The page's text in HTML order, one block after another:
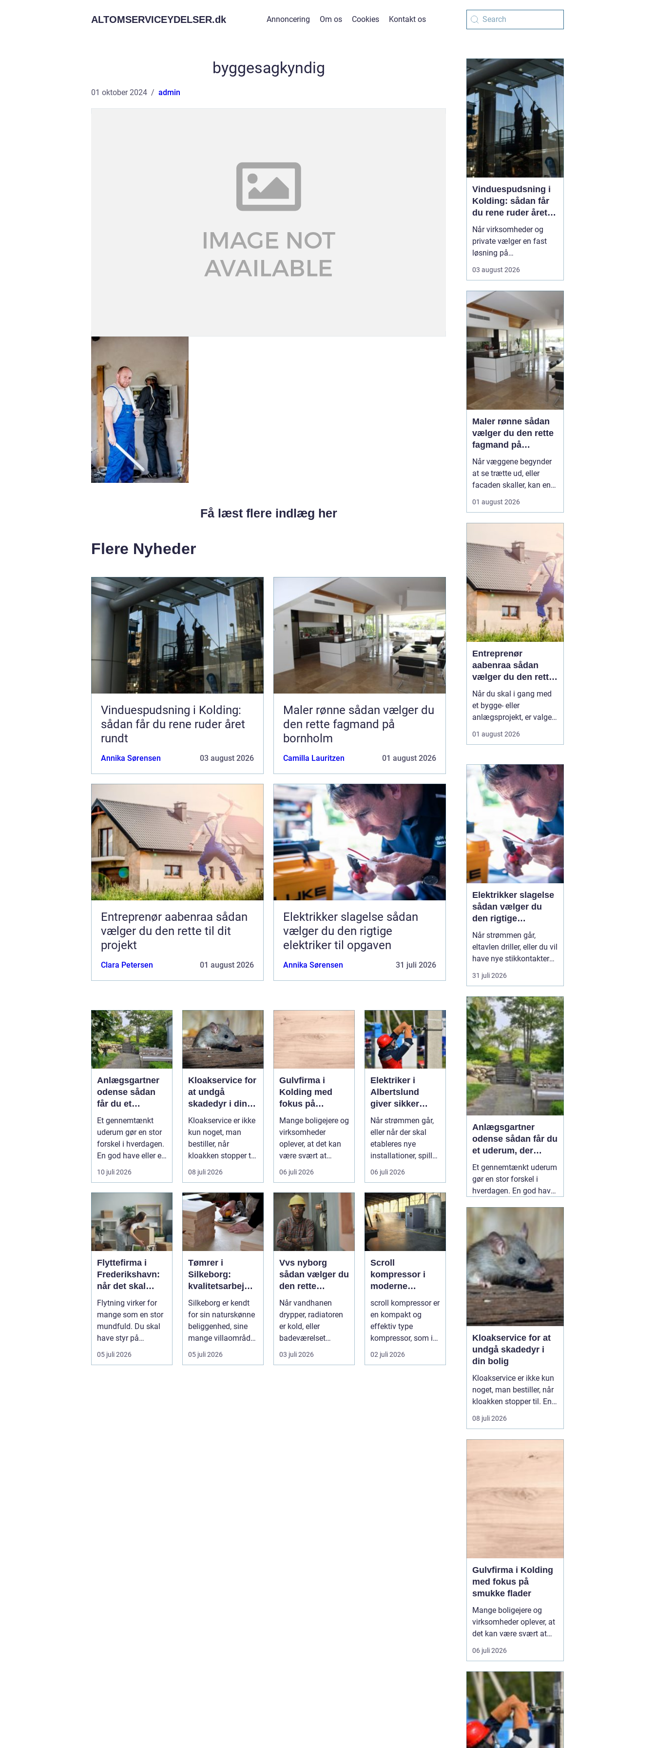
ALTOMSERVICEYDELSER.dk Annoncering Om os Cookies Kontakt os
byggesagkyndig
01 oktober 2024 admin
Få læst flere indlæg her
Flere Nyheder
Vinduespudsning i Kolding:
sådan får du rene ruder året
rundt
Annika Sørensen 03 august 2026
Maler rønne sådan vælger du
den rette fagmand på
bornholm
Camilla Lauritzen 01 august 2026
Entreprenør aabenraa sådan
vælger du den rette til dit
projekt
Clara Petersen 01 august 2026
Elektrikker slagelse sådan
vælger du den rigtige
elektriker til opgaven
Annika Sørensen 31 juli 2026
Anlægsgartner
odense sådan
får du et
uderum, der
holder i mange
år
Et gennemtænkt
uderum gør en stor
forskel i hverdagen.
En god have eller et
velplejet fællesareal
gi...
10 juli 2026
Kloakservice for
at undgå
skadedyr i din
bolig
Kloakservice er ikke
kun noget, man
bestiller, når
kloakken stopper til.
En systematisk
gennem...
08 juli 2026
Gulvfirma i
Kolding med
fokus på
smukke flader
Mange boligejere og
virksomheder
oplever, at det kan
være svært at
overskue de mange
gul...
06 juli 2026
Elektriker i
Albertslund
giver sikker
strøm til danske
boliger
Når strømmen går,
eller når der skal
etableres nye
installationer, spiller
06 juli 2026
Flyttefirma i
Frederikshavn:
når det skal
være nemt at
komme videre
Flytning virker for
mange som en stor
mundfuld. Du skal
have styr på
nedpakning, tunge
l&oslas...
05 juli 2026
Tømrer i
Silkeborg:
kvalitetsarbejde
til
overkommelige
priser
Silkeborg er kendt
for sin naturskønne
beliggenhed, sine
mange villaområder
og en bland...
05 juli 2026
Vvs nyborg
sådan vælger du
den rette
fagmand til
opgaven
Når vandhanen
drypper, radiatoren
er kold, eller
badeværelset
trænger til en
gennemgribende
03 juli 2026
Scroll
kompressor i
moderne
trykluftløsninger
scroll kompressor er
en kompakt og
effektiv type
kompressor, som i
stadigt større grad
vælges til an...
02 juli 2026
Vinduespudsning i
Kolding: sådan får
du rene ruder året
rundt
Når virksomheder og
private vælger en fast
løsning på
både mere dagslys, et
førstehåndsindtryk og
mindre praktisk bøvl i
hverdagen. Mange i
området v&aeli...
03 august 2026
Maler rønne sådan
vælger du den rette
fagmand på
bornholm
Når væggene begynder
at se trætte ud, eller
facaden skaller, kan en
enorm forskel. Mange
spørgsmålet: Skal vi selv
i gang med penslen, eller
skal vi få professionel
hjælp? Særligt i Rønne,
h...
01 august 2026
Entreprenør
aabenraa sådan
vælger du den rette
til dit projekt
Når du skal i gang med
et bygge- eller
anlægsprojekt, er valget
vigtigste beslutninger. En
spare dig både tid, penge
og bekymringer, mens et
dårligt valg let ender i
forsinkelser,
ekstraregninger og
ueni...
01 august 2026
Elektrikker slagelse
sådan vælger du
den rigtige
elektriker til
opgaven
Når strømmen går,
eltavlen driller, eller du vil
have nye stikkontakter
og belysning, er en
dygtig elektriker
sikkerhed og komfort. I
og omkring Slagelse
findes der mange el-
firmaer, og valget kan
virke uoverskueligt.
Hvordan sikre...
31 juli 2026
Anlægsgartner
odense sådan får du
et uderum, der
holder i mange år
Et gennemtænkt uderum
gør en stor forskel i
hverdagen. En god have
fællesareal giver ro i
hovedet, plads til
fællesskab og bedre
rammer for både
mennesker og natur.
Mange i og omkring
Odense vælger derfor en
professionel10 juli 2026
Kloakservice for at
undgå skadedyr i
din bolig
Kloakservice er ikke kun
noget, man bestiller, når
kloakken stopper til. En
systematisk
gennemgang af
ikke udvikler sig til større
08 juli 2026
Gulvfirma i Kolding
med fokus på
smukke flader
Mange boligejere og
virksomheder oplever, at
det kan være svært at
overskue de mange
gulvtyper, priser og
ikke kun om udseende,
men også om rengøring,
slidstyrke, akustik og
økonomi. De...
06 juli 2026